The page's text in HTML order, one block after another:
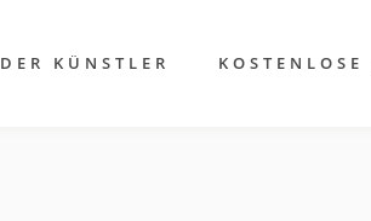
DER KÜNSTLER KOSTENLOSE